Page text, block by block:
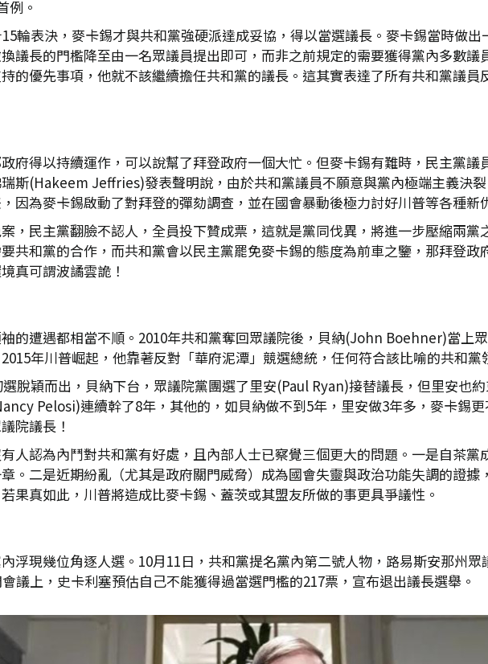
例。
輪表決，麥卡錫才與共和黨強硬派達成妥協，得以當選議長。麥卡錫當時做
議長的門檻降至由一名眾議員提出即可，而非之前規定的需要獲得黨內多數
的優先事項，他就不該繼續擔任共和黨的議長。這其實表達了所有共和黨議
府得以持續運作，可以說幫了拜登政府一個大忙。但麥卡錫有難時，民主黨
斯(Hakeem Jeffries)發表聲明說，由於共和黨議員不願意與黨內極端主義決
因為麥卡錫啟動了對拜登的彈劾調查，並在國會暴動後極力討好川普等各種新
，民主黨翻臉不認人，全員投下贊成票，這就是黨同伐異，將進一步壓縮兩
共和黨的合作，而共和黨會以民主黨罷免麥卡錫的態度為前車之鑒，那拜登
真可謂波譎雲詭！
的遭遇都相當不順。2010年共和黨奪回眾議院後，貝納(John Boehner)當上
年川普崛起，他靠著反對「華府泥潭」競選總統，任何符合該比喻的共和黨
脫穎而出，貝納下台，眾議院黨團選了里安(Paul Ryan)接替議長，但里安也
Pelosi)連續幹了8年，其他的，如貝納做不到5年，里安做3年多，麥卡錫
院議長！
有人認為內鬥對共和黨有好處，且內部人士已察覺三個更大的問題。一是自茶
。二是近期紛亂（尤其是政府關門威脅）成為國會失靈與政治功能失調的證
果真如此，川普將造成比麥卡錫、蓋茨或其盟友所做的事更具爭議性。
浮現幾位角逐人選。10月11日，共和黨提名黨內第二號人物，路易斯安那州
議上，史卡利塞預估自己不能獲得過當選門檻的217票，宣布退出議長選舉。